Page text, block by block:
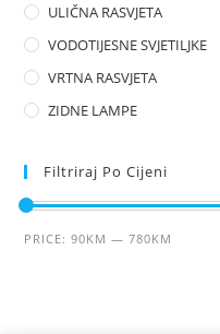
ULIČNA RASVJETA
VODOTIJESNE SVJETILJKE
VRTNA RASVJETA
ZIDNE LAMPE
Filtriraj Po Cijeni
PRICE:90KM —780KM